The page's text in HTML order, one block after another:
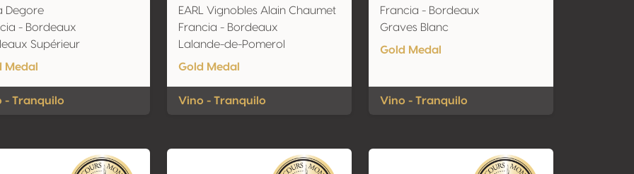
Degore
- Bordeaux
Supérieur
Medal
- Tranquilo
EARL Vignobles Alain Chaumet
Francia - Bordeaux
Lalande-de-Pomerol
Gold Medal
Vino - Tranquilo
Francia - Bordeaux
Graves Blanc
Gold Medal
Vino - Tranquilo